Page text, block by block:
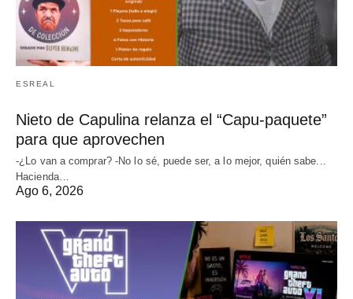
ESREAL
Nieto de Capulina relanza el “Capu-paquete”
para que aprovechen
-¿Lo van a comprar? -No lo sé, puede ser, a lo mejor, quién sabe...
Hacienda…
Ago 6, 2026